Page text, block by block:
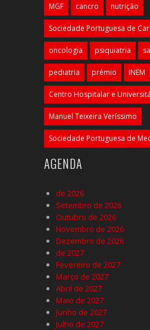
MGF cancro nutrição
Sociedade Portuguesa de
oncologia psiquiatria
pediatria prémio INEM
Centro Hospitalar e
Manuel Teixeira Veríssimo
Sociedade Portuguesa de
AGENDA
de 2026
Setembro de 2026
Outubro de 2026
Novembro de 2026
Dezembro de 2026
de 2027
Fevereiro de 2027
Março de 2027
Abril de 2027
Maio de 2027
Junho de 2027
Julho de 2027